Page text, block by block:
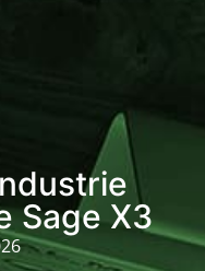
Sage X3